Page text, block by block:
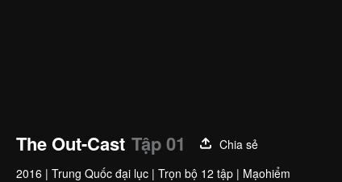
The Out-Cast Tập 01
Chia sẻ
2016 | Trung Quốc đại lục | Trọn bộ 12 tập | Mạohiểm